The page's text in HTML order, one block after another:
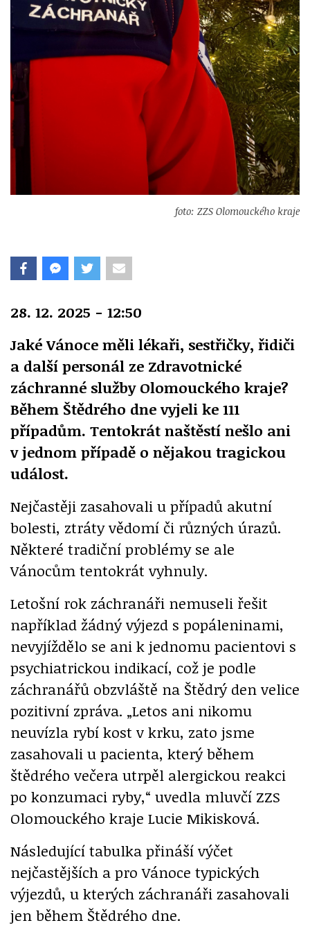
foto: ZZS Olomouckého kraje
28. 12. 2025 - 12:50
Jaké Vánoce měli lékaři, sestřičky, řidiči
a další personál ze Zdravotnické
záchranné služby Olomouckého kraje?
Během Štědrého dne vyjeli ke 111
případům. Tentokrát naštěstí nešlo ani
v jednom případě o nějakou tragickou
událost.
Nejčastěji zasahovali u případů akutní
bolesti, ztráty vědomí či různých úrazů.
Některé tradiční problémy se ale
Vánocům tentokrát vyhnuly.
Letošní rok záchranáři nemuseli řešit
například žádný výjezd s popáleninami,
nevyjíždělo se ani k jednomu pacientovi s
psychiatrickou indikací, což je podle
záchranářů obzvláště na Štědrý den velice
pozitivní zpráva. „Letos ani nikomu
neuvízla rybí kost v krku, zato jsme
zasahovali u pacienta, který během
štědrého večera utrpěl alergickou reakci
po konzumaci ryby,“ uvedla mluvčí ZZS
Olomouckého kraje Lucie Mikisková.
Následující tabulka přináší výčet
nejčastějších a pro Vánoce typických
výjezdů, u kterých záchranáři zasahovali
jen během Štědrého dne.